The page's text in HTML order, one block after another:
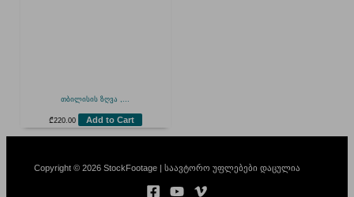
თბილისის ზღვა ,...
₾220.00 Add to Cart
Copyright © 2026 StockFootage | საავტორო უფლებები დაცულია